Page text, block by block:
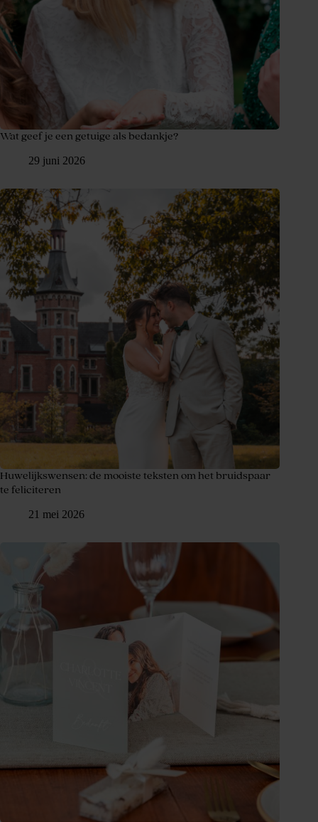
Wat geef je een getuige als bedankje?
29 juni 2026
Huwelijkswensen: de mooiste teksten om het bruidspaar
te feliciteren
21 mei 2026